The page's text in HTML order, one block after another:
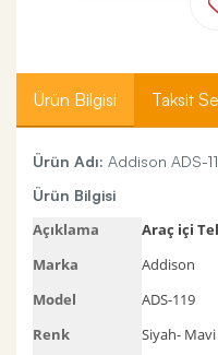
Ürün Bilgisi Taksit
Ürün Adı: Addison ADS-
Ürün Bilgisi
Açıklama
Araç içi
Marka
Addison
Model
ADS-119
Renk
Siyah- Mavi